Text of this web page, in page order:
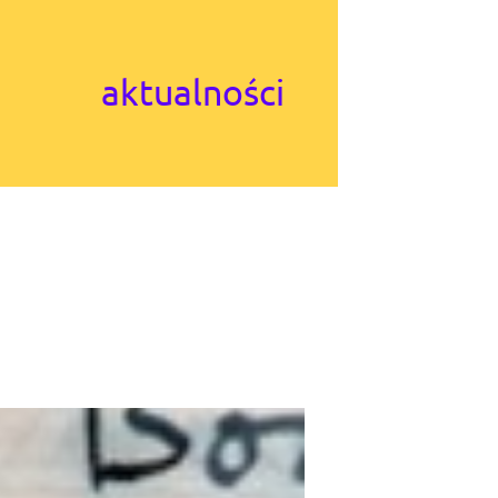
aktualności